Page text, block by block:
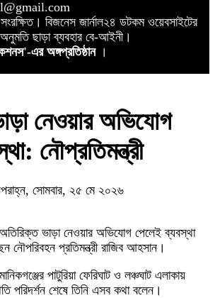
বিজনেস জার্নাল২৪ ডটকম ওয়েবসাইটের
ছাড়া ব্যবহার বে-আইনী।
এর অঙ্গপ্রতিষ্ঠান ।
নেওয়ার অভিযোগ
নৌপ্রতিমন্ত্রী
সোমবার, ২৫ মে ২০২৬
ভাড়া নেওয়ার অভিযোগ পেলেই ব্যবস্থা
নৌপরিবহন প্রতিমন্ত্রী রাজিব আহসান।
পাটুরিয়া ফেরিঘাট ও লঞ্চঘাট এলাকায়
পরিদর্শন শেষে তিনি এসব কথা বলেন।